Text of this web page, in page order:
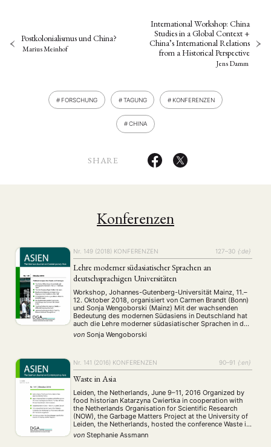
Postkolonialismus und China?
Marius Meinhof
International Workshop: China
Studies in a Global Context +
China’s International Relations
from a Historical Perspective
Jens Damm
FORSCHUNG TAGUNG KONFERENZEN
CHINA
SHARE
Konferenzen
Nr. 149 (2018) KONFERENZEN 127–30 {:de}
Lehre moderner südasiatischer Sprachen an
deutschsprachigen Universitäten
Workshop, Johannes-Gutenberg-Universität Mainz, 11.–
12. Oktober 2018, organisiert von Carmen Brandt (Bonn)
und Sonja Wengoborski (Mainz) Mit der wachsenden
Bedeutung des modernen Südasiens in Deutschland hat
auch die Lehre moderner südasiatischer Sprachen in den
vergangenen Jahren an Bedeutung gewonnen. Diverse
Erwartungen der Lernenden, die zudem sehr
angesichts einer …
von Sonja Wengoborski
Nr. 141 (2016) KONFERENZEN 90–91 {:en}
Waste in Asia
Leiden, the Netherlands, June 9–11, 2016 Organized by
food historian Katarzyna Cwiertka in cooperation with
the Netherlands Organisation for Scientific Research
(NOW), the Garbage Matters Project at the University of
Leiden, the Netherlands, hosted the conference Waste in
Asia (WiA) from June 9–11, 2016. In a pioneering effort,
the conference brought together twenty-nine scholars
von Stephanie Assmann